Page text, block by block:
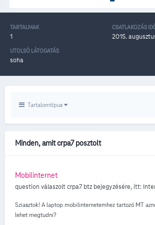
TARTALMAK
1
CSATLAKOZÁS
2015.
UTOLSÓ LÁTOGATÁS
soha
Tartalomtípus
Minden, amit crpa7 posztolt
Mobilinternet
question válaszoltcrpa7 btz bejegyzésére, itt:
Sziasztok! A laptop mobilinternetemhez tartozó MT
lehet megtudni?